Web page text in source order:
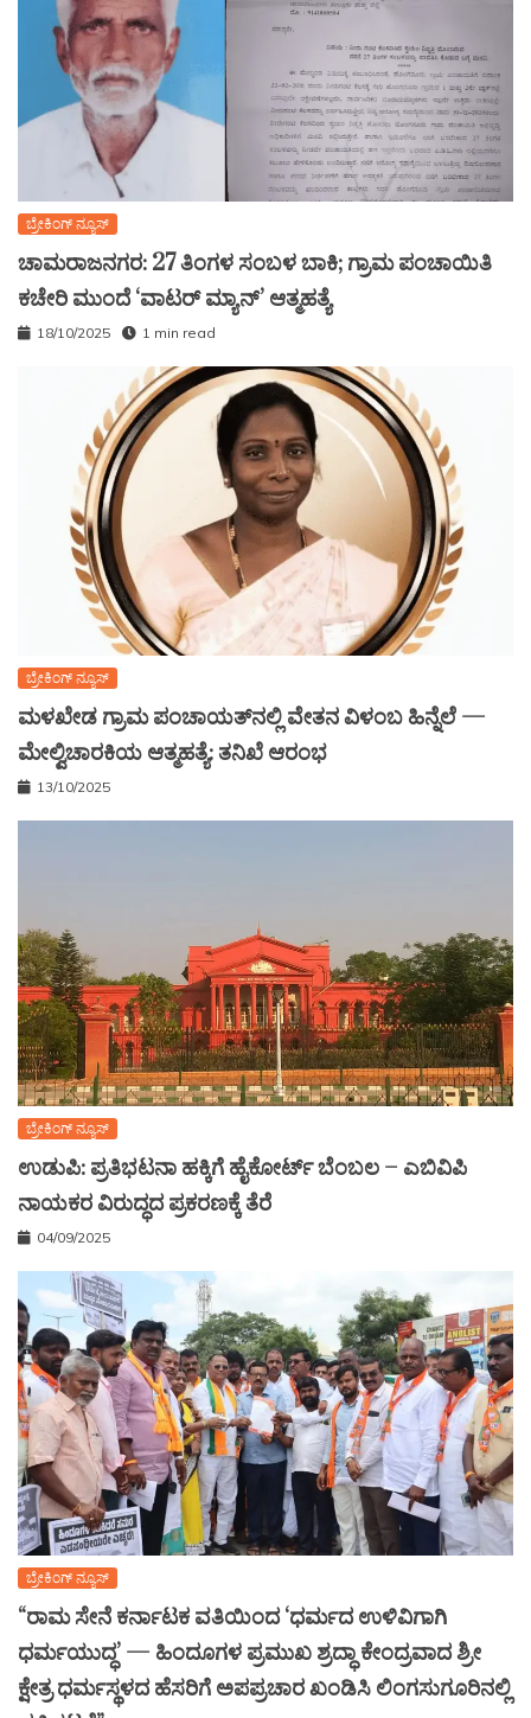
ಬ್ರೇಕಿಂಗ್ ನ್ಯೂಸ್
ಚಾಮರಾಜನಗರ: 27 ತಿಂಗಳ ಸಂಬಳ ಬಾಕಿ; ಗ್ರಾಮ ಪಂಚಾಯಿತಿ
ಕಚೇರಿ ಮುಂದೆ ‘ವಾಟರ್ ಮ್ಯಾನ್’ ಆತ್ಮಹತ್ಯೆ
18/10/2025 1 min read
ಬ್ರೇಕಿಂಗ್ ನ್ಯೂಸ್
ಮಳಖೇಡ ಗ್ರಾಮ ಪಂಚಾಯತ್‌ನಲ್ಲಿ ವೇತನ ವಿಳಂಬ ಹಿನ್ನೆಲೆ —
ಮೇಲ್ವಿಚಾರಕಿಯ ಆತ್ಮಹತ್ಯೆ: ತನಿಖೆ ಆರಂಭ
13/10/2025
ಬ್ರೇಕಿಂಗ್ ನ್ಯೂಸ್
ಉಡುಪಿ: ಪ್ರತಿಭಟನಾ ಹಕ್ಕಿಗೆ ಹೈಕೋರ್ಟ್ ಬೆಂಬಲ – ಎಬಿವಿಪಿ
ನಾಯಕರ ವಿರುದ್ಧದ ಪ್ರಕರಣಕ್ಕೆ ತೆರೆ
04/09/2025
ಬ್ರೇಕಿಂಗ್ ನ್ಯೂಸ್
“ರಾಮ ಸೇನೆ ಕರ್ನಾಟಕ ವತಿಯಿಂದ ‘ಧರ್ಮದ ಉಳಿವಿಗಾಗಿ
ಧರ್ಮಯುದ್ಧ’ — ಹಿಂದೂಗಳ ಪ್ರಮುಖ ಶ್ರದ್ಧಾ ಕೇಂದ್ರವಾದ ಶ್ರೀ
ಕ್ಷೇತ್ರ ಧರ್ಮಸ್ಥಳದ ಹೆಸರಿಗೆ ಅಪಪ್ರಚಾರ ಖಂಡಿಸಿ ಲಿಂಗಸುಗೂರಿನಲ್ಲಿ